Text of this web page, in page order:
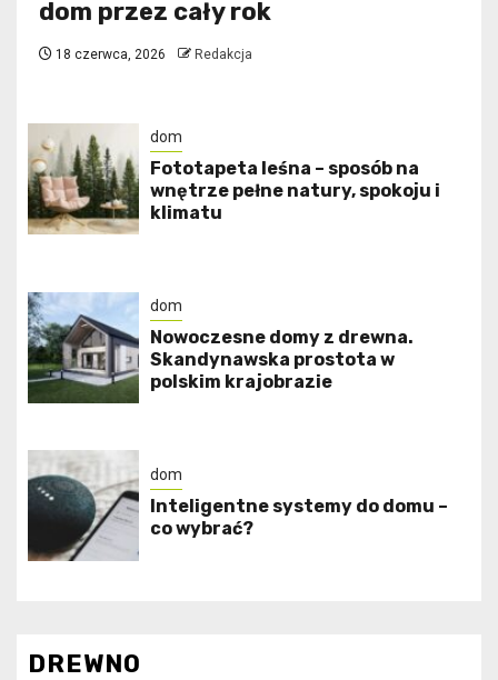
dom przez cały rok
18 czerwca, 2026 Redakcja
dom
​Fototapeta leśna – sposób na
wnętrze pełne natury, spokoju i
klimatu
dom
Nowoczesne domy z drewna.
Skandynawska prostota w
polskim krajobrazie
dom
Inteligentne systemy do domu –
co wybrać?
DREWNO